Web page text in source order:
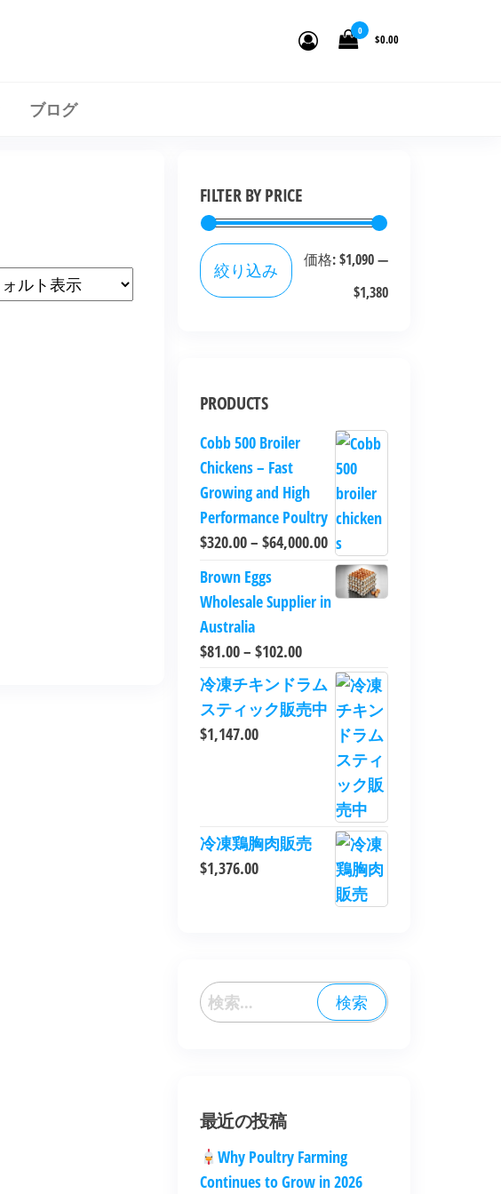
0
$0.00
ブログ
FILTER BY PRICE
絞り込み 価格:$1,090—
$1,380
PRODUCTS
Cobb 500 Broiler
Chickens – Fast
Growing and High
Performance Poultry
$320.00– $64,000.00
Brown Eggs
Wholesale Supplier in
Australia
$81.00– $102.00
冷凍チキンドラム
スティック販売中
$1,147.00
冷凍鶏胸肉販売
$1,376.00
最近の投稿
Why Poultry Farming
Continues to Grow in 2026